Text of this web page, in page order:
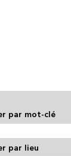
par mot-clé
par lieu